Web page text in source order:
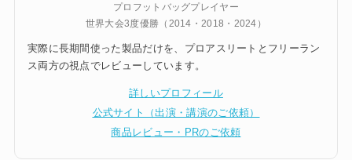
プロフットバッグプレイヤー
世界大会3度優勝（2014・2018・2024）
実際に長期間使った製品だけを、プロアスリートとフリーラン
ス両方の視点でレビューしています。
詳しいプロフィール
公式サイト（出演・講演のご依頼）
商品レビュー・PRのご依頼